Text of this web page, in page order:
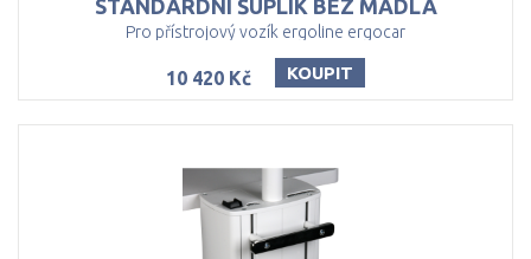
STANDARDNÍ ŠUPLÍK BEZ MADLA
Pro přístrojový vozík ergoline ergocar
10 420 Kč KOUPIT